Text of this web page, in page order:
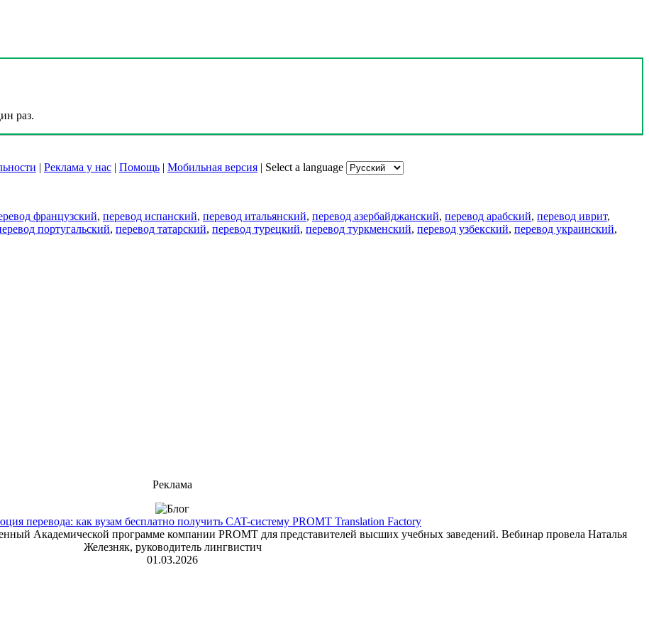
раз.
| Реклама у нас | Помощь | Мобильная версия | Select a language
французский, перевод испанский, перевод итальянский, перевод азербайджанский, перевод арабский, перевод иврит,
португальский, перевод татарский, перевод турецкий, перевод туркменский, перевод узбекский, перевод украинский,
Реклама
перевода: как вузам бесплатно получить CAT-систему PROMT Translation Factory
Академической программе компании PROMT для представителей высших учебных заведений. Вебинар провела Наталья
Железняк, руководитель лингвистич
01.03.2026